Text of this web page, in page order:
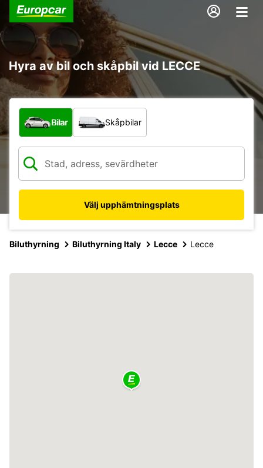
Hyra av bil och skåpbil vid LECCE
Vilken typ av fordon?
Bilar Skåpbilar
Välj upphämtningsplats
Biluthyrning Biluthyrning Italy Lecce Lecce